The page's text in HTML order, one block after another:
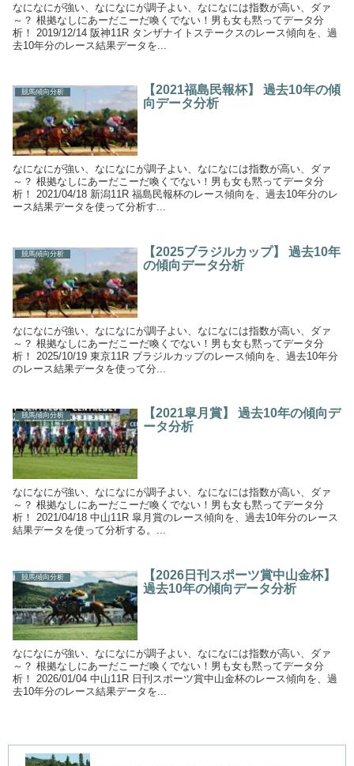
なになにが強い、なになにが調子よい、なになには指数が高い、ダァ
～？ 根拠なしにあーだこーだ喚くでない！男も女も黙ってデータ分
析！ 2019/12/14 阪神11R タンザナイトステークスのレース傾向を、過
去10年分のレース結果データを...
競馬傾向分析
【2021福島民報杯】 過去10年の傾
向データ分析
なになにが強い、なになにが調子よい、なになには指数が高い、ダァ
～？ 根拠なしにあーだこーだ喚くでない！男も女も黙ってデータ分
析！ 2021/04/18 新潟11R 福島民報杯のレース傾向を、過去10年分のレ
ース結果データを使って分析す...
競馬傾向分析
【2025ブラジルカップ】 過去10年
の傾向データ分析
なになにが強い、なになにが調子よい、なになには指数が高い、ダァ
～？ 根拠なしにあーだこーだ喚くでない！男も女も黙ってデータ分
析！ 2025/10/19 東京11R ブラジルカップのレース傾向を、過去10年分
のレース結果データを使って分...
競馬傾向分析
【2021皐月賞】 過去10年の傾向デ
ータ分析
なになにが強い、なになにが調子よい、なになには指数が高い、ダァ
～？ 根拠なしにあーだこーだ喚くでない！男も女も黙ってデータ分
析！ 2021/04/18 中山11R 皐月賞のレース傾向を、過去10年分のレース
結果データを使って分析する。...
競馬傾向分析
【2026日刊スポーツ賞中山金杯】
過去10年の傾向データ分析
なになにが強い、なになにが調子よい、なになには指数が高い、ダァ
～？ 根拠なしにあーだこーだ喚くでない！男も女も黙ってデータ分
析！ 2026/01/04 中山11R 日刊スポーツ賞中山金杯のレース傾向を、過
去10年分のレース結果データを...